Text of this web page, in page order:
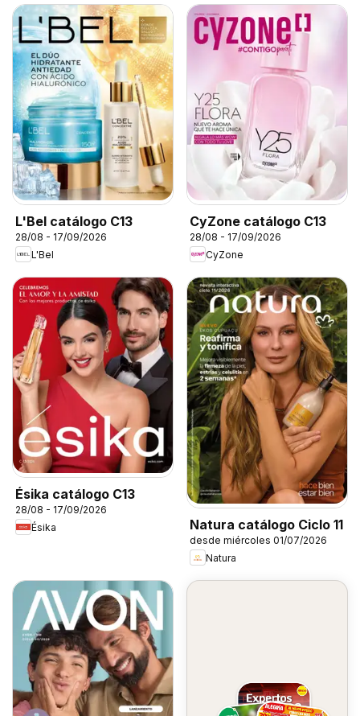
L'Bel catálogo C13
28/08 - 17/09/2026
L'Bel
CyZone catálogo C13
28/08 - 17/09/2026
CyZone
Ésika catálogo C13
28/08 - 17/09/2026
Ésika
Natura catálogo Ciclo 11
desde miércoles 01/07/2026
Natura